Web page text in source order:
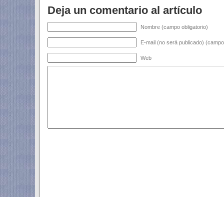
Deja un comentario al artículo
Nombre (campo obligatorio)
E-mail (no será publicado)
Web